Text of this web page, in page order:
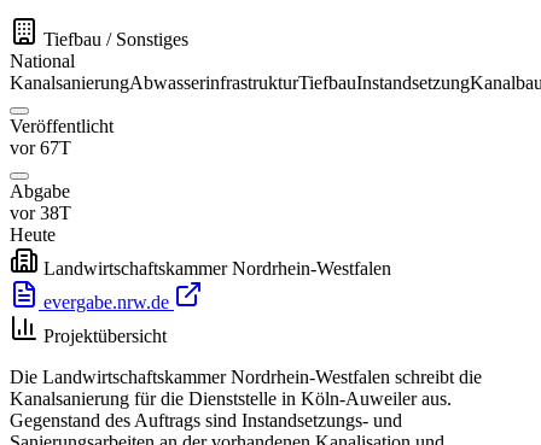
Tiefbau / Sonstiges
National
KanalsanierungAbwasserinfrastrukturTiefbauInstandsetzung
Veröffentlicht
vor 67T
Abgabe
vor 38T
Heute
Landwirtschaftskammer Nordrhein-Westfalen
evergabe.nrw.de
Projektübersicht
Die Landwirtschaftskammer Nordrhein-Westfalen schreibt die
Kanalsanierung für die Dienststelle in Köln-Auweiler aus.
Gegenstand des Auftrags sind Instandsetzungs- und